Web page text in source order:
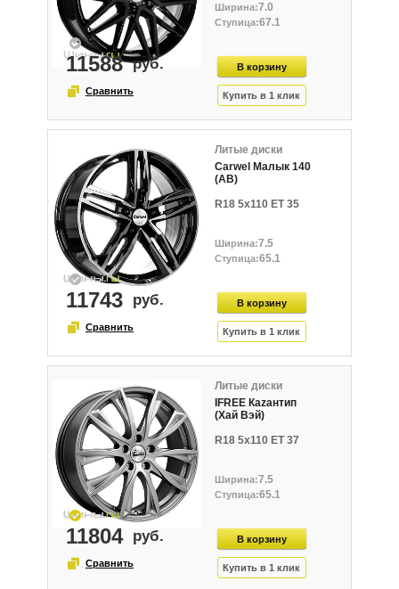
7.0
67.1
11588
Литые диски
Carwel Малык 140
(AB)
R18 5x110 ET 35
7.5
65.1
11743
Литые диски
IFREE Кazaнтип
(Хай Вэй)
R18 5x110 ET 37
7.5
65.1
11804